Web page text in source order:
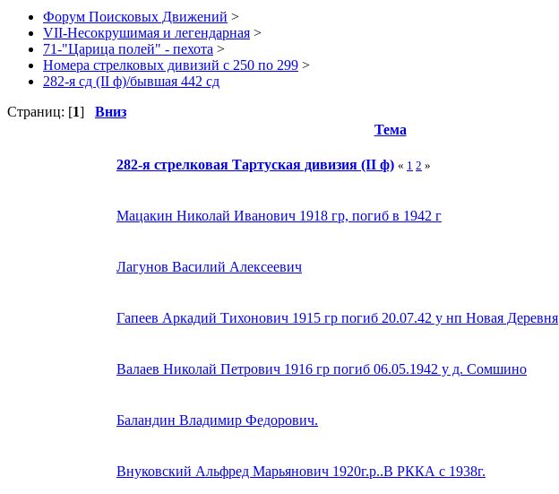
Форум Поисковых Движений >
VII-Несокрушимая и легендарная >
71-"Царица полей" - пехота >
Номера стрелковых дивизий с 250 по 299 >
282-я сд (II ф)/бывшая 442 сд
Страниц: [1] Вниз
Тема
282-я стрелковая Тартуская дивизия (II ф) « 1 2 »
Мацакин Николай Иванович 1918 гр, погиб в 1942 г
Лагунов Василий Алексеевич
Гапеев Аркадий Тихонович 1915 гр погиб 20.07.42 у нп Новая Деревня
Валаев Николай Петрович 1916 гр погиб 06.05.1942 у д. Сомшино
Баландин Владимир Федорович.
Внуковский Альфред Марьянович 1920г.р..В РККА с 1938г.